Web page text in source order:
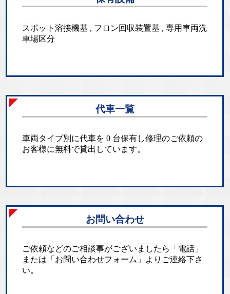
スポット溶接機基 , フロン回収装置基 , 専用車両洗
車場区分
代車一覧
車両タイプ別に代車を 0 台保有し修理のご依頼の
お客様に無料で貸出しています。
お問い合わせ
ご依頼などのご相談事がございましたら「電話」
または「お問い合わせフォーム」よりご連絡下さ
い。